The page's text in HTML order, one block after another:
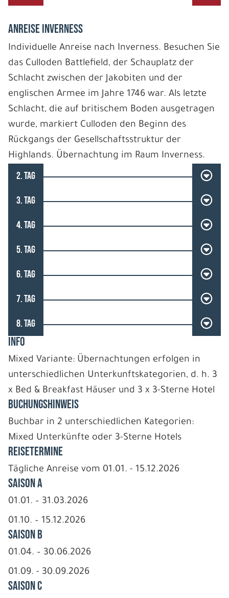
ANREISE INVERNESS
Individuelle Anreise nach Inverness. Besuchen Sie
das Culloden Battlefield, der Schauplatz der
Schlacht zwischen der Jakobiten und der
englischen Armee im Jahre 1746 war. Als letzte
Schlacht, die auf britischem Boden ausgetragen
wurde, markiert Culloden den Beginn des
Rückgangs der Gesellschaftsstruktur der
Highlands. Übernachtung im Raum Inverness.
2. TAG
3. TAG
4. TAG
5. TAG
6. TAG
7. TAG
8. TAG
INFO
Mixed Variante: Übernachtungen erfolgen in
unterschiedlichen Unterkunftskategorien, d. h. 3
x Bed & Breakfast Häuser und 3 x 3-Sterne Hotel
BUCHUNGSHINWEIS
Buchbar in 2 unterschiedlichen Kategorien:
Mixed Unterkünfte oder 3-Sterne Hotels
REISETERMINE
Tägliche Anreise vom 01.01. - 15.12.2026
Saison A
01.01. – 31.03.2026
01.10. – 15.12.2026
Saison B
01.04. – 30.06.2026
01.09. - 30.09.2026
Saison C